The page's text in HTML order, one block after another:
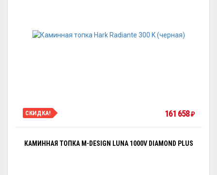
СКИДКА! 161 658 ₽
КАМИННАЯ ТОПКА M-DESIGN LUNA 1000V DIAMOND PLUS